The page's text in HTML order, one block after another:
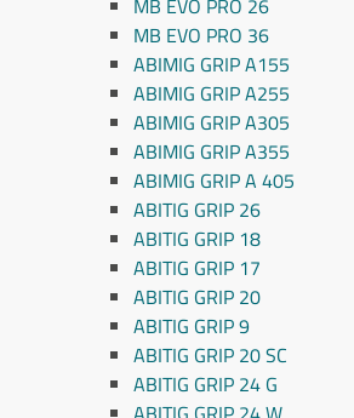
MB EVO PRO 26
MB EVO PRO 36
ABIMIG GRIP A155
ABIMIG GRIP A255
ABIMIG GRIP A305
ABIMIG GRIP A355
ABIMIG GRIP A 405
ABITIG GRIP 26
ABITIG GRIP 18
ABITIG GRIP 17
ABITIG GRIP 20
ABITIG GRIP 9
ABITIG GRIP 20 SC
ABITIG GRIP 24 G